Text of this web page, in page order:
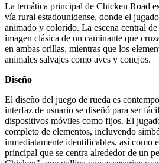
La temática principal de Chicken Road
vía rural estadounidense, donde el
animado y colorido. La escena central
imagen clásica de un caminante que
en ambas orillas, mientras que los
animales salvajes como aves y conejos.
Diseño
El diseño del juego de rueda es
interfaz de usuario se diseñó para ser
dispositivos móviles como fijos. El
completo de elementos, incluyendo
inmediatamente identificables, así como
principal que se centra alrededor de un